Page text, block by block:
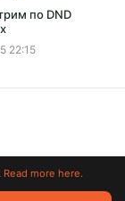
по DND
22:15
Read more here.